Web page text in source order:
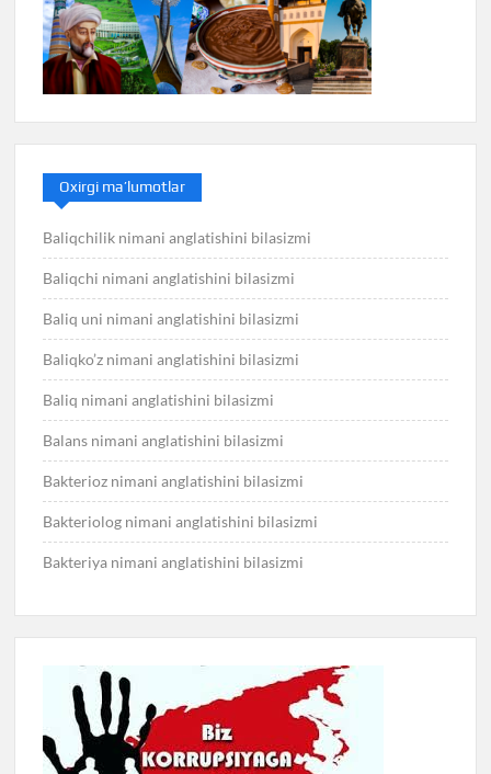
Oxirgi ma’lumotlar
Baliqchilik nimani anglatishini bilasizmi
Baliqchi nimani anglatishini bilasizmi
Baliq uni nimani anglatishini bilasizmi
Baliqko’z nimani anglatishini bilasizmi
Baliq nimani anglatishini bilasizmi
Balans nimani anglatishini bilasizmi
Bakterioz nimani anglatishini bilasizmi
Bakteriolog nimani anglatishini bilasizmi
Bakteriya nimani anglatishini bilasizmi